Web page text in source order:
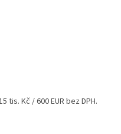
tis. Kč / 600 EUR bez DPH.